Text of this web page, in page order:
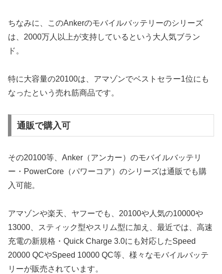
ちなみに、このAnkerのモバイルバッテリーのシリーズ
は、2000万人以上が支持しているという大人気ブラン
ド。
特に大容量の20100は、アマゾンでベストセラー1位にも
なったという売れ筋商品です。
通販で購入可
その20100等、Anker（アンカー）のモバイルバッテリ
ー・PowerCore（パワーコア）のシリーズは通販でも購
入可能。
アマゾンや楽天、ヤフーでも、20100や人気の10000や
13000、スティック型やスリム型に加え、最近では、高速
充電の新規格・Quick Charge 3.0にも対応したSpeed
20000 QCやSpeed 10000 QC等、様々なモバイルバッテ
リーが販売されています。